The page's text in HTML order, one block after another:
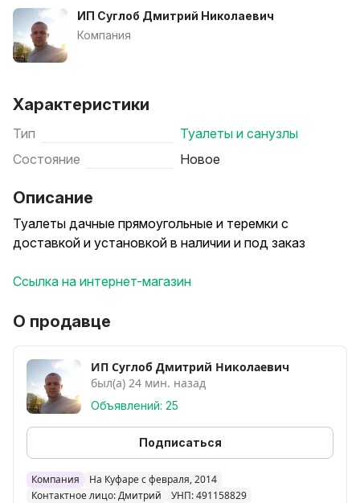
ИП Суглоб Дмитрий Николаевич
Компания
Характеристики
Тип
Туалеты и санузлы
Состояние
Новое
Описание
Туалеты дачные прямоугольные и теремки с
доставкой и установкой в наличии и под заказ
Ссылка на интернет-магазин
О продавце
ИП Суглоб Дмитрий Николаевич
был(а) 24 мин. назад
Объявлений: 25
Подписаться
Компания
На Куфаре с февраля, 2014
Контактное лицо: Дмитрий
УНП: 491158829